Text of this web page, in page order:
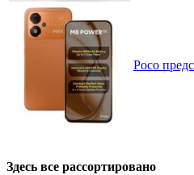
Poco
Здесь все рассортировано